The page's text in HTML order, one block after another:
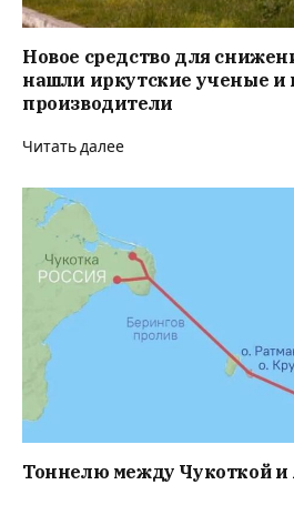
Новое средство для
нашли иркутские ученые и
производители
Читать далее
Тоннелю между Чукоткой и